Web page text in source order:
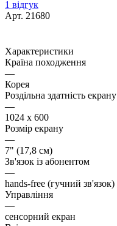
1 відгук
Арт. 21680
Характеристики
Країна походження
—
Корея
Роздільна здатність екрану
—
1024 x 600
Розмір екрану
—
7" (17,8 см)
Зв'язок із абонентом
—
hands-free (гучний зв'язок)
Управління
—
сенсорний екран